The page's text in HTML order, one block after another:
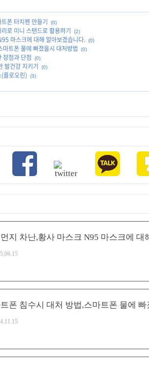
폰 터치펜 만들기 (0)
로 미니 스탠드로 활용하기 (2)
마스크에 대해 알아보겠습니다. (0)
트폰 물에 빠졌을시 대처방법 (0)
장점과 단점 (0)
발건강 지키기 (0)
플로오린) (3)
지 차난,황사 마스크 N95 마스크에 대
폰 침수시 대처 방법,스마트폰 물에